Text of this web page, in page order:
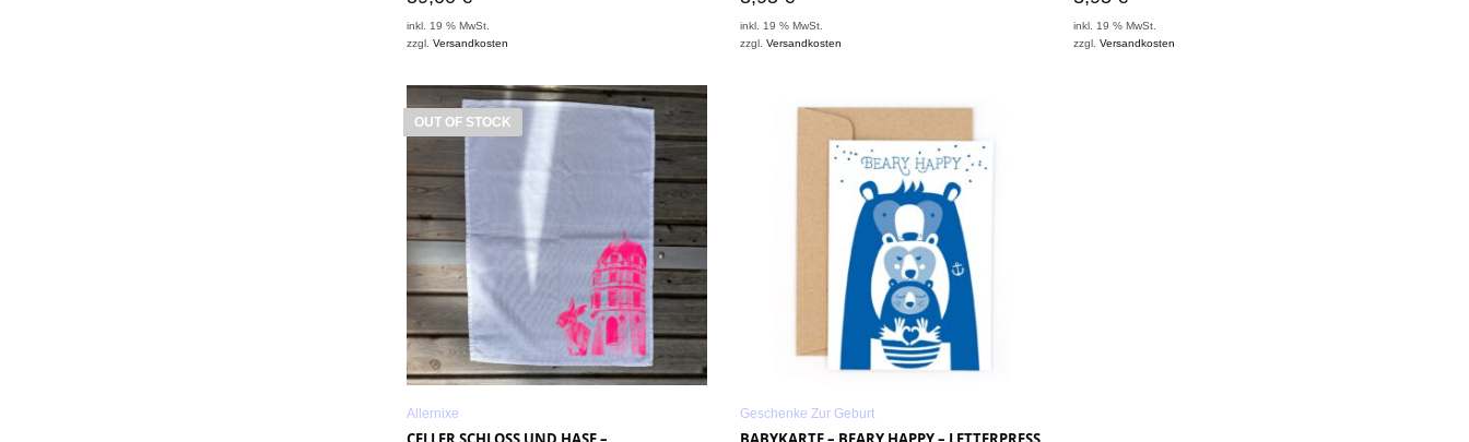
inkl. 19 % MwSt.
zzgl.Versandkosten
inkl. 19 % MwSt.
zzgl. Versandkosten
inkl. 19 % MwSt.
zzgl. Versandkosten
OUT OF STOCK
Allernixe Geschenke Zur Geburt